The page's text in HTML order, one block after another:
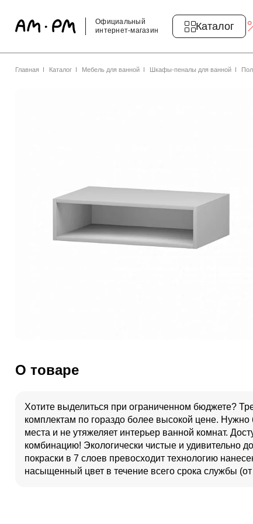
Официальный
интернет-магазин
Каталог
Главная Каталог Мебель для ванной Шкафы-пеналы для ванной
О товаре
Хотите выделиться при ограниченном бюджете?
комплектам по гораздо более высокой цене.
места и не утяжеляет интерьер ванной комнат.
комбинацию! Экологически чистые и удивительно
покраски в 7 слоев превосходит технологию
насыщенный цвет в течение всего срока службы (от